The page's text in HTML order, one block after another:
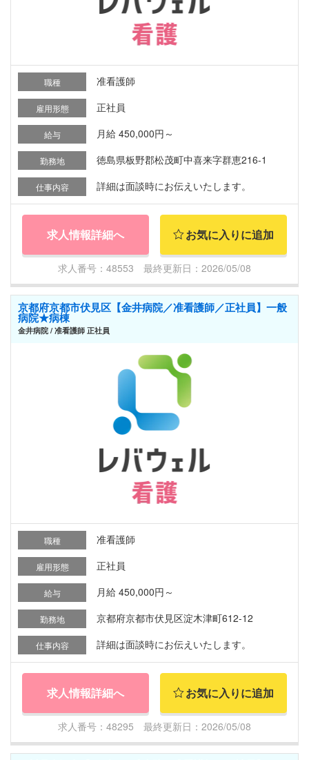
職種 准看護師
雇用形態 正社員
給与 月給 450,000円～
勤務地 徳島県板野郡松茂町中喜来字群恵216-1
仕事内容 詳細は面談時にお伝えいたします。
求人情報詳細へ お気に入りに追加
求人番号：48553 最終更新日：2026/05/08
京都府京都市伏見区【金井病院／准看護師／正社員】一般
病院★病棟
金井病院 / 准看護師 正社員
職種 准看護師
雇用形態 正社員
給与 月給 450,000円～
勤務地 京都府京都市伏見区淀木津町612-12
仕事内容 詳細は面談時にお伝えいたします。
求人情報詳細へ お気に入りに追加
求人番号：48295 最終更新日：2026/05/08